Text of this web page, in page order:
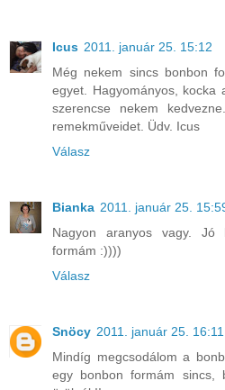
Icus 2011. január 25. 15:12
Még nekem sincs bonbon
egyet. Hagyományos, kocka
szerencse nekem
remekműveidet. Üdv. Icus
Válasz
Bianka 2011. január 25.
Nagyon aranyos vagy. Jó
formám :))))
Válasz
Snöcy 2011. január 25. 16:11
Mindíg megcsodálom a
egy bonbon formám sincs,